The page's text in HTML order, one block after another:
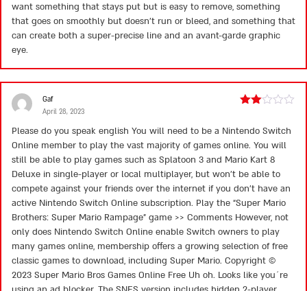
want something that stays put but is easy to remove, something
that goes on smoothly but doesn’t run or bleed, and something that
can create both a super-precise line and an avant-garde graphic
eye.
out
of 5
Gaf
April 28, 2023
Please do you speak english You will need to be a Nintendo Switch
Online member to play the vast majority of games online. You will
still be able to play games such as Splatoon 3 and Mario Kart 8
Deluxe in single-player or local multiplayer, but won’t be able to
compete against your friends over the internet if you don’t have an
active Nintendo Switch Online subscription. Play the “Super Mario
Brothers: Super Mario Rampage” game >> Comments However, not
only does Nintendo Switch Online enable Switch owners to play
many games online, membership offers a growing selection of free
classic games to download, including Super Mario. Copyright ©
2023 Super Mario Bros Games Online Free Uh oh. Looks like you´re